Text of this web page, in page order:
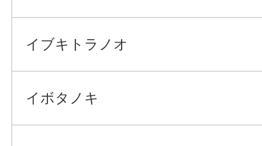
イブキトラノオ
イボタノキ